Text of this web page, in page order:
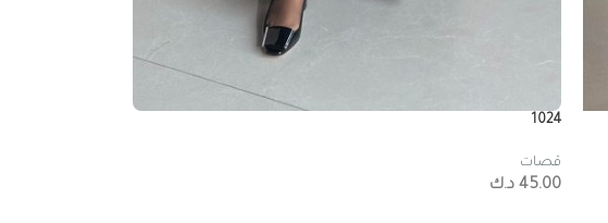
1024
قصات
45.00 د.ك